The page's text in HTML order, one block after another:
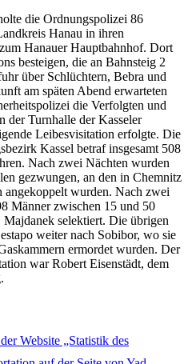
die Ordnungspolizei 86
Hanau in ihren
Hanauer Hauptbahnhof. Dort
besteigen, die an Bahnsteig 2
über Schlüchtern, Bebra und
am späten Abend erwarteten
die Verfolgten und
der Turnhalle der Kasseler
Leibesvisitation erfolgte. Die
Kassel betraf insgesamt 508
Nach zwei Nächten wurden
gezwungen, an den in Chemnitz
angekoppelt wurden. Nach zwei
Männer zwischen 15 und 50
selektiert. Die übrigen
weiter nach Sobibor, wo sie
ermordet wurden. Der
war Robert Eisenstädt, dem
Website „Statistik des